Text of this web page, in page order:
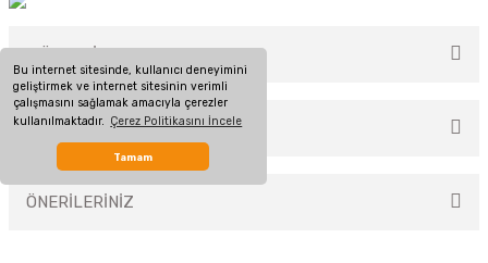
Bu internet sitesinde, kullanıcı deneyimini
geliştirmek ve internet sitesinin verimli
çalışmasını sağlamak amacıyla çerezler
kullanılmaktadır. Çerez Politikasını İncele
Tamam
MÜŞTERİ YORUMLARI
Bu ürüne ilk yorumu siz yapın!
TAKSİT SEÇENEKLERİ
ÖNERİLERİNİZ